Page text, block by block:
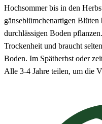
Hochsommer bis in den
gänseblümchenartigen
durchlässigen Boden
Trockenheit und braucht
Boden. Im Spätherbst oder
Alle 3-4 Jahre teilen, um die